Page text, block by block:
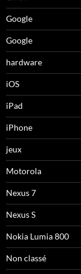
Google
Google
hardware
iOS
iPad
iPhone
jeux
Motorola
Nexus 7
Nexus S
Nokia Lumia 800
Non classé